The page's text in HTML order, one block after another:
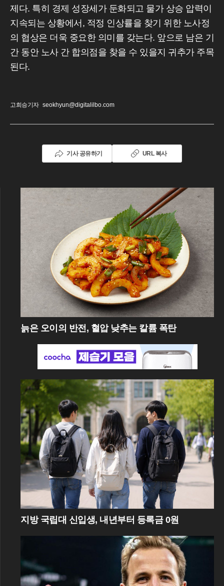
제다. 특히 경제 성장세가 둔화되고 물가 상승 압력이
지속되는 상황에서, 적정 인상률을 찾기 위한 노사정
의 협상은 더욱 중요한 의미를 갖는다. 앞으로 남은 기
간 동안 노사 간 합의점을 찾을 수 있을지 귀추가 주목
된다.
고희승기자 seokhyun@digitalilbo.com
기사 공유하기 URL 복사
늙은 오이의 반전, 혈압 낮추는 칼륨 폭탄
지방 국립대 신입생, 내년부터 등록금 0원